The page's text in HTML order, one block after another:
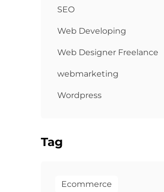
SEO
Web Developing
Web Designer Freelance
webmarketing
Wordpress
Tag
Ecommerce